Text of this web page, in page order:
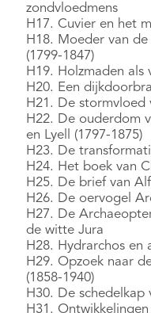
zondvloedmens
H17. Cuvier en het
H18. Moeder van
(1799-1847)
H19. Holzmaden als
H20. Een
H21. De stormvloed
H22. De ouderdom
en Lyell (1797-1875)
H23. De
H24. Het boek van
H25. De brief van
H26. De oervogel
H27. De
de witte Jura
H28. Hydrarchos en
H29. Opzoek naar
(1858-1940)
H30. De schedelkap
H31.